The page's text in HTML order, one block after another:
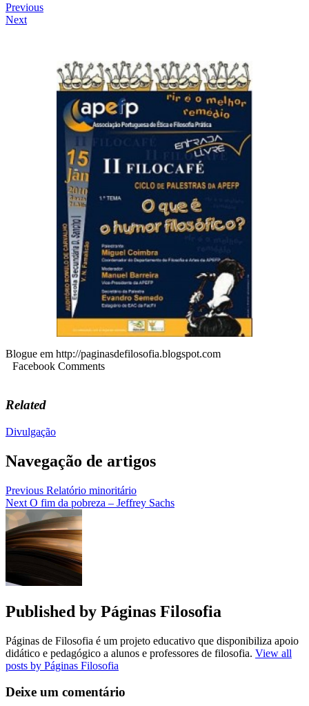
Previous
Next
Blogue em http://paginasdefilosofia.blogspot.com
Facebook Comments
Related
Divulgação
Navegação de artigos
Previous Relatório minoritário
Next O fim da pobreza – Jeffrey Sachs
Published by Páginas Filosofia
Páginas de Filosofia é um projeto educativo que disponibiliza apoio
didático e pedagógico a alunos e professores de filosofia. View all
posts by Páginas Filosofia
Deixe um comentário